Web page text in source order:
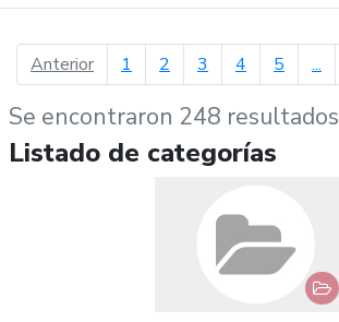
Anteriorpágina anterior
1 2 3 4 5 ...
Se encontraron 248 resultados
Listado de categorías